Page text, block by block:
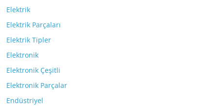
Elektrik
Elektrik Parçaları
Elektrik Tipler
Elektronik
Elektronik Çeşitli
Elektronik Parçalar
Endüstriyel